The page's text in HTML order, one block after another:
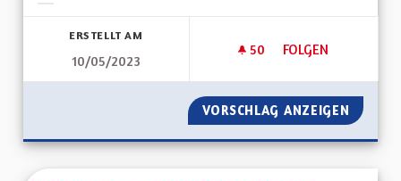
ERSTELLT AM
10/05/2023
50 50 FOLLOWER
FOLGEN
INSPIRATIONS
VORSCHLAG ANZEIGEN